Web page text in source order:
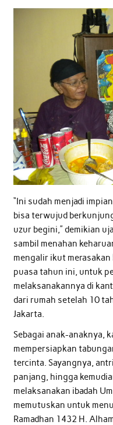
“Ini sudah menjadi
bisa terwujud
uzur begini,” demikian
sambil menahan
mengalir ikut
puasa tahun ini, untuk
melaksanakannya di
dari rumah setelah 10
Jakarta.
Sebagai anak-anaknya,
mempersiapkan
tercinta. Sayangnya,
panjang, hingga
melaksanakan ibadah
memutuskan untuk
Ramadhan 1432 H.